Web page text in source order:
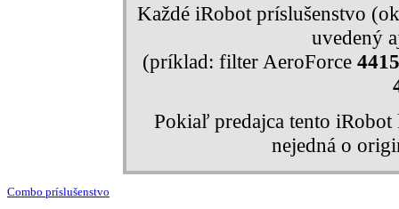
Každé iRobot príslušenstvo
uvedený
(príklad: filter AeroForce
Pokiaľ predajca tento
nejedná o
Combo príslušenstvo